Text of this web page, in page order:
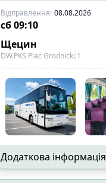
Відправлення: 08.08.2026
сб09:10
Щецин
DW.PKS Plac Grodnicki,1
Додаткова інформація